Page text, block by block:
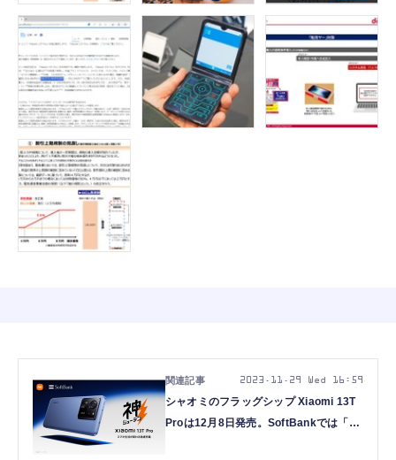
シャオミのフラッグシップ Xiaomi 13T
Proは12月8日発売。SoftBankでは「実
2023.11.29 Wed 16:59